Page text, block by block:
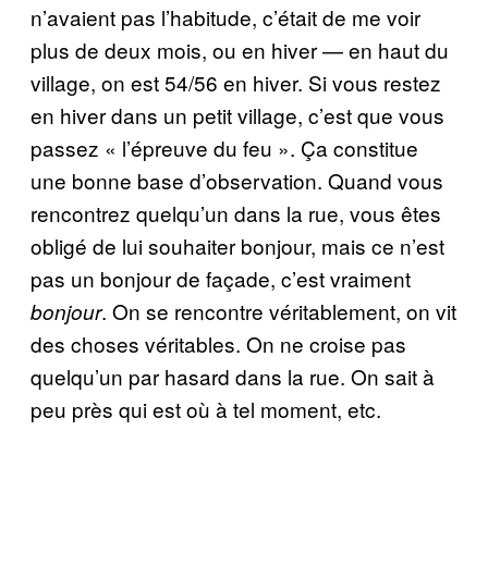
n’avaient pas l’habitude, c’était de me voir
plus de deux mois, ou en hiver — en haut du
village, on est 54/56 en hiver. Si vous restez
en hiver dans un petit village, c’est que vous
passez « l’épreuve du feu ». Ça constitue
une bonne base d’observation. Quand vous
rencontrez quelqu’un dans la rue, vous êtes
obligé de lui souhaiter bonjour, mais ce n’est
pas un bonjour de façade, c’est vraiment
bonjour. On se rencontre véritablement, on vit
des choses véritables. On ne croise pas
quelqu’un par hasard dans la rue. On sait à
peu près qui est où à tel moment, etc.